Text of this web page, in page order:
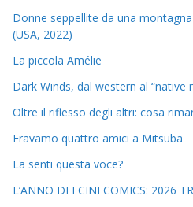
Donne seppellite da una
(USA, 2022)
La piccola Amélie
Dark Winds, dal western al “native
Oltre il riflesso degli altri: cosa
Eravamo quattro amici a Mitsuba
La senti questa voce?
L’ANNO DEI CINECOMICS: 2026